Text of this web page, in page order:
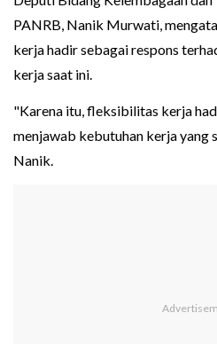
PANRB, Nanik Murwati,
kerja hadir sebagai respons
kerja saat ini.
"Karena itu, fleksibilitas kerja
menjawab kebutuhan kerja yang
Nanik.